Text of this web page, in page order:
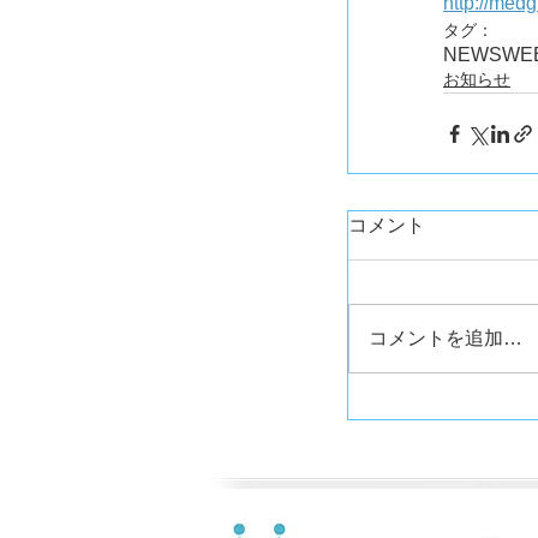
タグ：
NEWS
お知らせ
コメント
コメントを追加…